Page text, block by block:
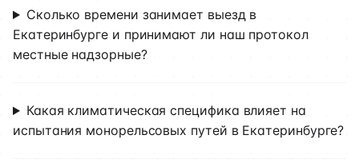
Сколько времени занимает выезд в
Екатеринбурге и принимают ли наш протокол
местные надзорные?
Какая климатическая специфика влияет на
испытания монорельсовых путей в Екатеринбурге?